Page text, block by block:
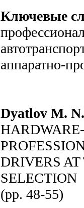
Ключевые
аппаратно-
Dyatlov M.
DRIVERS
SELECTION
(pp. 48-55)